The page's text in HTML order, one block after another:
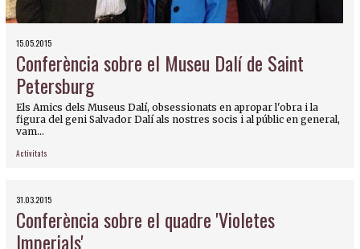
15.05.2015
Conferència sobre el Museu Dalí de Saint
Petersburg
Els Amics dels Museus Dalí, obsessionats en apropar l'obra i la
figura del geni Salvador Dalí als nostres socis i al públic en general,
vam...
Activitats
31.03.2015
Conferència sobre el quadre 'Violetes
Imperials'